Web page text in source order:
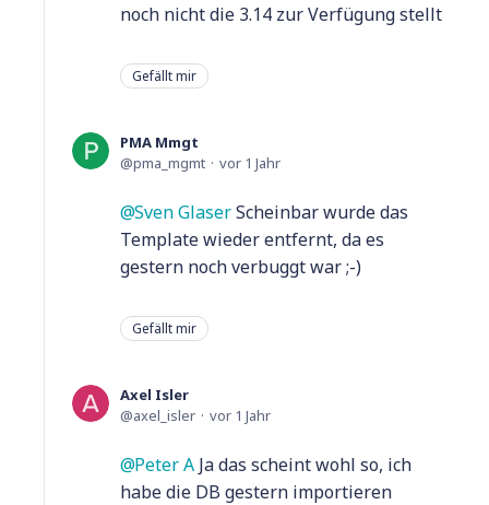
noch nicht die 3.14 zur Verfügung stellt
Gefällt mir
PMA Mmgt
pma_mgmt
vor 1 Jahr
Sven GlaserScheinbar wurde das
Template wieder entfernt, da es
gestern noch verbuggt war ;-)
Gefällt mir
Axel Isler
axel_isler
vor 1 Jahr
Peter A Ja das scheint wohl so, ich
habe die DB gestern importieren